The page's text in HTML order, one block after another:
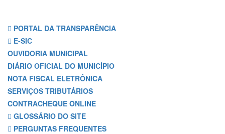
PORTAL DA TRANSPARÊNCIA
E-SIC
OUVIDORIA MUNICIPAL
DIÁRIO OFICIAL DO MUNICÍPIO
NOTA FISCAL ELETRÔNICA
SERVIÇOS TRIBUTÁRIOS
CONTRACHEQUE ONLINE
GLOSSÁRIO DO SITE
PERGUNTAS FREQUENTES